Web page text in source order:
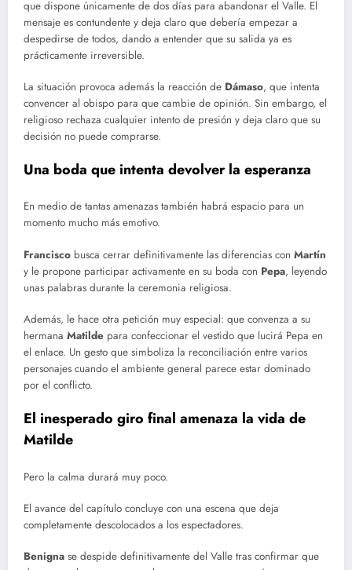
que dispone únicamente de dos días para abandonar el Valle. El
mensaje es contundente y deja claro que debería empezar a
despedirse de todos, dando a entender que su salida ya es
prácticamente irreversible.
La situación provoca además la reacción de Dámaso, que intenta
convencer al obispo para que cambie de opinión. Sin embargo, el
religioso rechaza cualquier intento de presión y deja claro que su
decisión no puede comprarse.
Una boda que intenta devolver la esperanza
En medio de tantas amenazas también habrá espacio para un
momento mucho más emotivo.
Francisco busca cerrar definitivamente las diferencias con Martín
y le propone participar activamente en su boda con Pepa, leyendo
unas palabras durante la ceremonia religiosa.
Además, le hace otra petición muy especial: que convenza a su
hermana Matilde para confeccionar el vestido que lucirá Pepa en
el enlace. Un gesto que simboliza la reconciliación entre varios
personajes cuando el ambiente general parece estar dominado
por el conflicto.
El inesperado giro final amenaza la vida de
Matilde
Pero la calma durará muy poco.
El avance del capítulo concluye con una escena que deja
completamente descolocados a los espectadores.
Benigna se despide definitivamente del Valle tras confirmar que